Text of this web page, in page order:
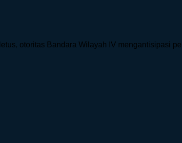
otoritas Bandara Wilayah IV mengantisipasi